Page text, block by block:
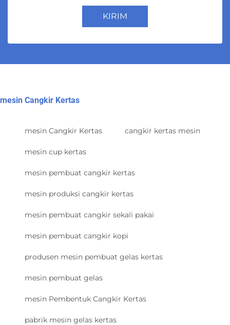
KIRIM
mesin Cangkir Kertas
mesin Cangkir Kertas cangkir kertas mesin
mesin cup kertas
mesin pembuat cangkir kertas
mesin produksi cangkir kertas
mesin pembuat cangkir sekali pakai
mesin pembuat cangkir kopi
produsen mesin pembuat gelas kertas
mesin pembuat gelas
mesin Pembentuk Cangkir Kertas
pabrik mesin gelas kertas